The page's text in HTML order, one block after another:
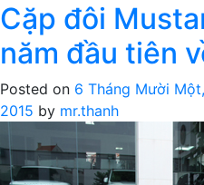
Cặp đôi
năm đầu tiên
Posted on 6 Tháng Mười
2015 by mr.thanh